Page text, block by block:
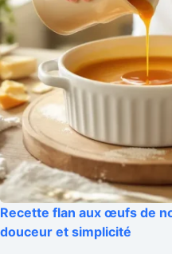
Recette flan aux œufs de
douceur et simplicité